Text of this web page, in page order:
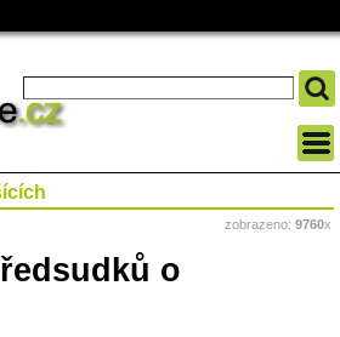
zobrazeno: 9760x
o